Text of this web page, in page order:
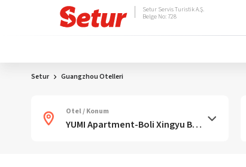
Setur Servis Turistik A.Ş.
Belge No: 728
Setur Guangzhou Otelleri
Otel / Konum